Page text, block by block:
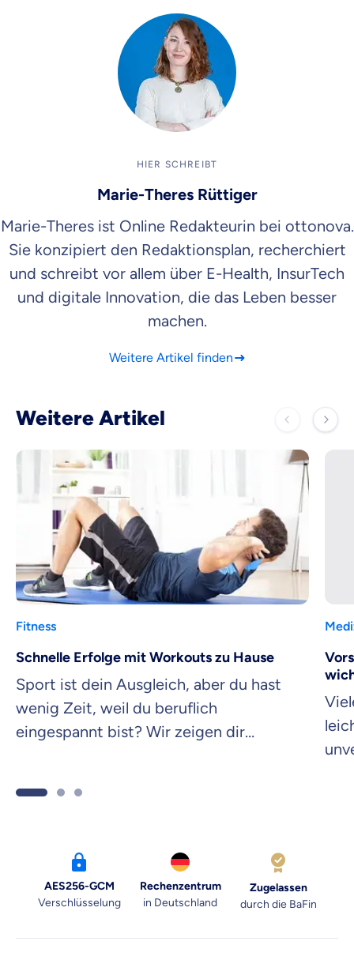
HIER SCHREIBT
Marie-Theres Rüttiger
Marie-Theres ist Online Redakteurin bei ottonova.
Sie konzipiert den Redaktionsplan, recherchiert
und schreibt vor allem über E-Health, InsurTech
und digitale Innovation, die das Leben besser
machen.
Weitere Artikel finden
Weitere Artikel
Fitness
Schnelle Erfolge mit Workouts zu Hause
Sport ist dein Ausgleich, aber du hast
wenig Zeit, weil du beruflich
eingespannt bist? Wir zeigen dir
AES256-GCM
Verschlüsselung
Rechenzentrum
in Deutschland
Zugelassen
durch die BaFin